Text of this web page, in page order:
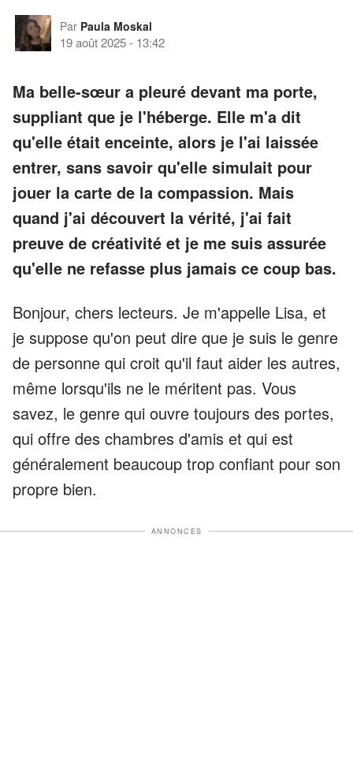
Par Paula Moskal
19 août 2025- 13:42
Ma belle-sœur a pleuré devant ma porte,
suppliant que je l'héberge. Elle m'a dit
qu'elle était enceinte, alors je l'ai laissée
entrer, sans savoir qu'elle simulait pour
jouer la carte de la compassion. Mais
quand j'ai découvert la vérité, j'ai fait
preuve de créativité et je me suis assurée
qu'elle ne refasse plus jamais ce coup bas.
Bonjour, chers lecteurs. Je m'appelle Lisa, et
je suppose qu'on peut dire que je suis le genre
de personne qui croit qu'il faut aider les autres,
même lorsqu'ils ne le méritent pas. Vous
savez, le genre qui ouvre toujours des portes,
qui offre des chambres d'amis et qui est
généralement beaucoup trop confiant pour son
propre bien.
ANNONCES